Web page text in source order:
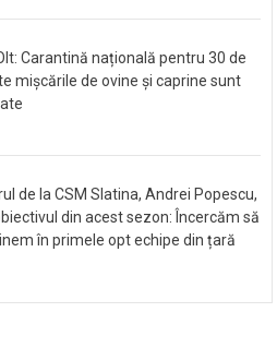
Carantină națională pentru 30 de
mișcările de ovine și caprine sunt
de la CSM Slatina, Andrei Popescu,
din acest sezon: Încercăm să
în primele opt echipe din țară